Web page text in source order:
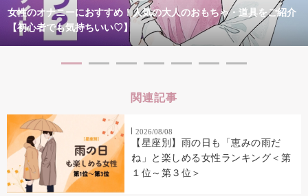
女性のオナニーにおすすめ！人気の大人のおもちゃ・道具をご紹介
【初心者でも気持ちいい♡】
関連記事
2026/08/08
【星座別】雨の日も「恵みの雨だ
ね」と楽しめる女性ランキング＜第
１位～第３位＞